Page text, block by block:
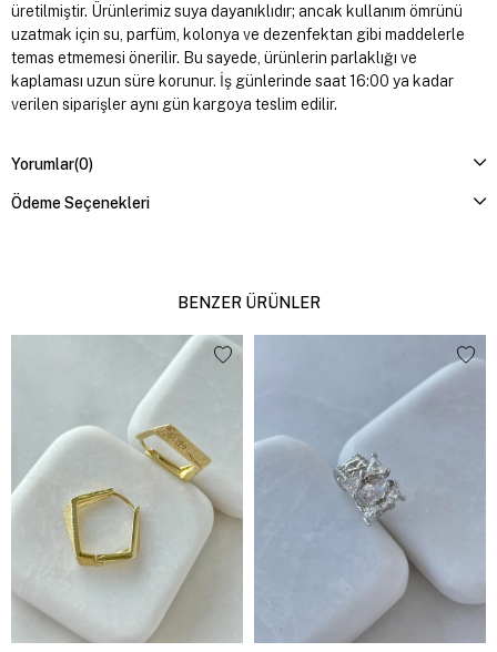
üretilmiştir. Ürünlerimiz suya dayanıklıdır; ancak kullanım ömrünü
uzatmak için su, parfüm, kolonya ve dezenfektan gibi maddelerle
temas etmemesi önerilir. Bu sayede, ürünlerin parlaklığı ve
kaplaması uzun süre korunur. İş günlerinde saat 16:00 ya kadar
verilen siparişler aynı gün kargoya teslim edilir.
Yorumlar(0)
Ödeme Seçenekleri
BENZER ÜRÜNLER